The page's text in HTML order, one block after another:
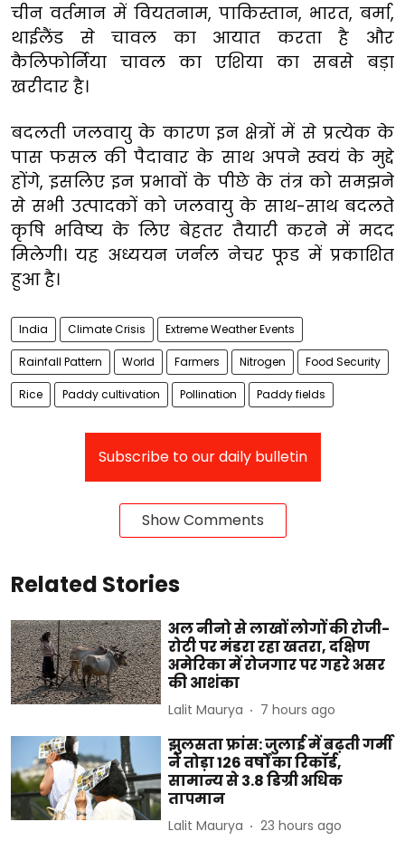
चीन वर्तमान में वियतनाम, पाकिस्तान, भारत, बर्मा,
थाईलैंड से चावल का आयात करता है और
कैलिफोर्निया चावल का एशिया का सबसे बड़ा
खरीदार है।
बदलती जलवायु के कारण इन क्षेत्रों में से प्रत्येक के
पास फसल की पैदावार के साथ अपने स्वयं के मुद्दे
होंगे, इसलिए इन प्रभावों के पीछे के तंत्र को समझने
से सभी उत्पादकों को जलवायु के साथ-साथ बदलते
कृषि भविष्य के लिए बेहतर तैयारी करने में मदद
मिलेगी। यह अध्ययन जर्नल नेचर फूड में प्रकाशित
हुआ है।
India Climate Crisis Extreme Weather Events
Rainfall Pattern World Farmers Nitrogen Food Security
Rice Paddy cultivation Pollination Paddy fields
Subscribe to our daily bulletin
Show Comments
Related Stories
अल नीनो से लाखों लोगों की रोजी-
रोटी पर मंडरा रहा खतरा, दक्षिण
अमेरिका में रोजगार पर गहरे असर
की आशंका
Lalit Maurya 7 hours ago
झुलसता फ्रांस: जुलाई में बढ़ती गर्मी
ने तोड़ा 126 वर्षों का रिकॉर्ड,
सामान्य से 3.8 डिग्री अधिक
तापमान
Lalit Maurya 23 hours ago